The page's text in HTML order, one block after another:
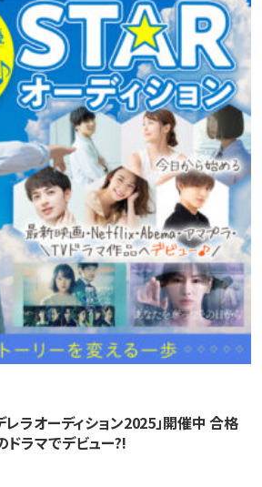
レラオーディション2025」開催中 合格
ラマでデビュー?!